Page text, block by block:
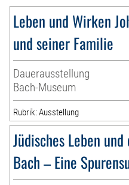
Leben und Wirken
und seiner Familie
Dauerausstellung
Bach-Museum
Rubrik: Ausstellung
Jüdisches Leben
Bach – Eine